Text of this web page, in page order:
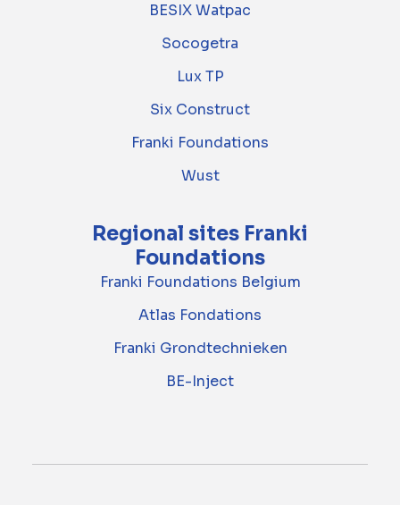
BESIX Watpac
Socogetra
Lux TP
Six Construct
Franki Foundations
Wust
Regional sites Franki
Foundations
Franki Foundations Belgium
Atlas Fondations
Franki Grondtechnieken
BE-Inject